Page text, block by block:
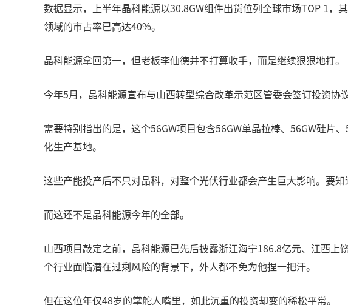
数据显示，上半年晶科能源以30.8GW组件出货位列全球市场TOP 1
领域的市占率已高达40%。
晶科能源拿回第一，但老板李仙德并不打算收手，而是继续狠狠地打。
今年5月，晶科能源宣布与山西转型综合改革示范区管委会签订投资协
需要特别指出的是，这个56GW项目包含56GW单晶拉棒、56GW硅片
化生产基地。
这些产能投产后不只对晶科，对整个光伏行业都会产生巨大影响。要
而这还不是晶科能源今年的全部。
山西项目敲定之前，晶科能源已先后披露浙江海宁186.8亿元、江西
个行业面临潜在过剩风险的背景下，外人都不免为他捏一把汗。
但在这位年仅48岁的掌舵人嘴里，如此沉重的投资却变的稀松平常。